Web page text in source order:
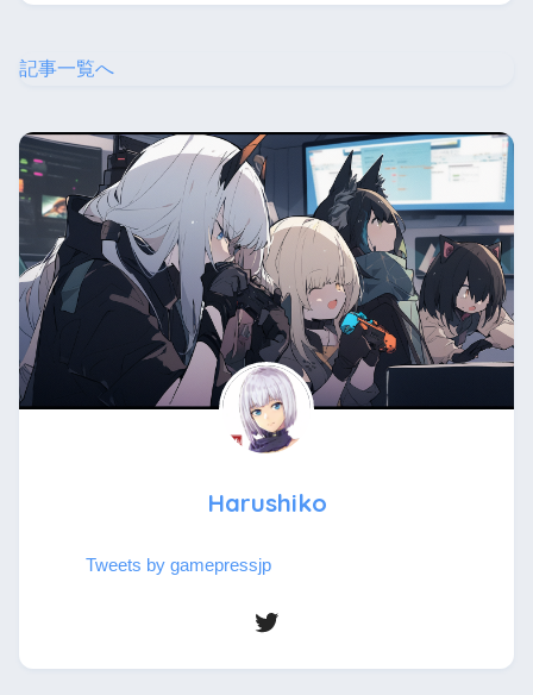
記事一覧へ
Harushiko
Tweets by gamepressjp